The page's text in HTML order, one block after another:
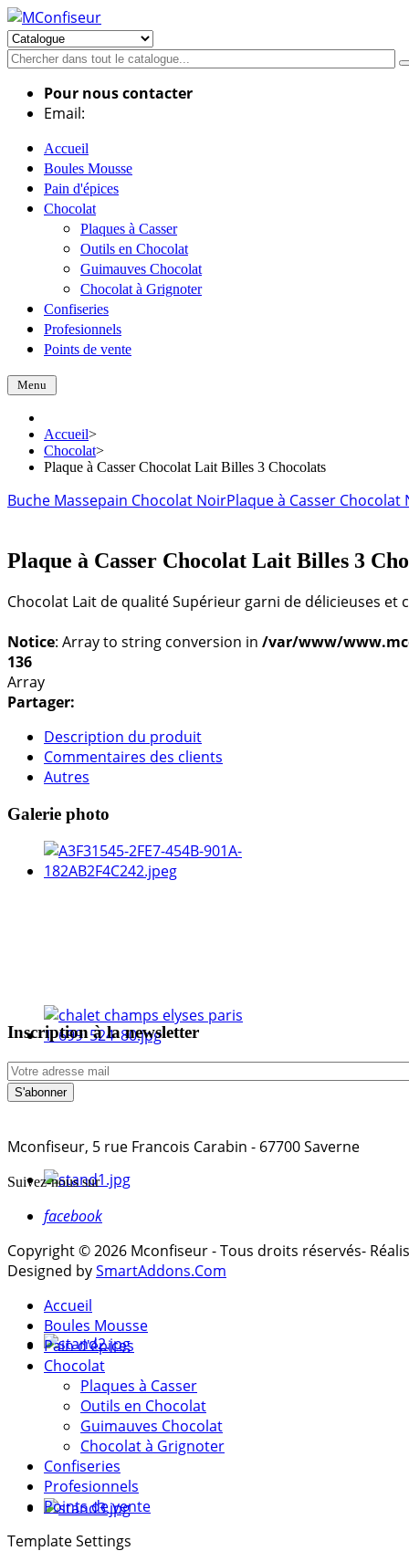
Pour nous contacter
Email:
Accueil
Boules Mousse
Pain d'épices
Chocolat
Plaques à Casser
Outils en Chocolat
Guimauves Chocolat
Chocolat à Grignoter
Confiseries
Profesionnels
Points de vente
Menu
Accueil>
Chocolat>
Plaque à Casser Chocolat Lait Billes 3 Chocolats
Buche Massepain Chocolat NoirPlaque à Casser Chocolat
Plaque à Casser Chocolat Lait Billes 3
Chocolat Lait de qualité Supérieur garni de délicieuses
Notice: Array to string conversion in /var/www/
136
Array
Partager:
Description du produit
Commentaires des clients
Autres
Galerie photo
Inscription à la newsletter
Mconfiseur, 5 rue Francois Carabin - 67700 Saverne
Suivez-nous sur
facebook
Copyright © 2026 Mconfiseur - Tous droits réservés-
Designed bySmartAddons.Com
Accueil
Boules Mousse
Pain d'épices
Chocolat
Plaques à Casser
Outils en Chocolat
Guimauves Chocolat
Chocolat à Grignoter
Confiseries
Profesionnels
Points de vente
Template Settings